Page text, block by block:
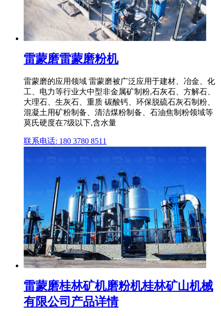
雷蒙磨雷蒙磨粉机
雷蒙磨的应用领域 雷蒙磨被广泛应用于建材、冶金、化
工、电力等行业大中型非金属矿制粉,石灰石、方解石、
大理石、生灰石、重质 碳酸钙、环保脱硫石灰石制粉、
混凝土用矿粉制备、清洁煤粉制备、石油焦制粉领域等
莫氏硬度在7级以下,含水量
联系电话: 180 3780 8511
雷蒙磨桂林矿机磨粉机桂林矿山机械
有限公司产品详情